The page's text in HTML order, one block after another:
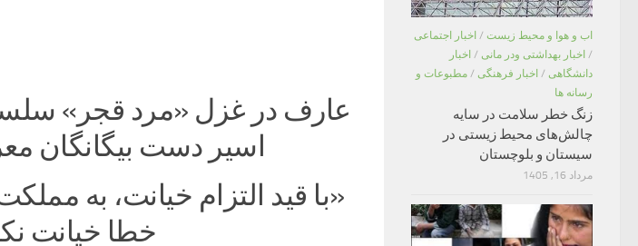
عارف در غزل «مرد قجر»
اسیر دست بیگانگان
«با قید التزام خیانت، به
خطا خیانت
اب و هوا و محیط زیست / اخبار اجتماعی
/ اخبار بهداشتی ودر مانی / اخبار
دانشگاهی / اخبار فرهنگی / مطبوعات و
رسانه ها
زنگ خطر سلامت در سایه
چالش‌های محیط زیستی در
سیستان و بلوچستان
مرداد 16, 1405